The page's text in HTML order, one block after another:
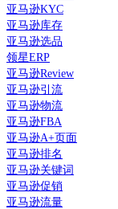
亚马逊KYC
亚马逊库存
亚马逊选品
领星ERP
亚马逊Review
亚马逊引流
亚马逊物流
亚马逊FBA
亚马逊A+页面
亚马逊排名
亚马逊关键词
亚马逊促销
亚马逊流量